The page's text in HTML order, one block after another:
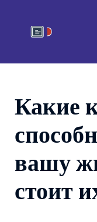
Какие
вашу
стоит